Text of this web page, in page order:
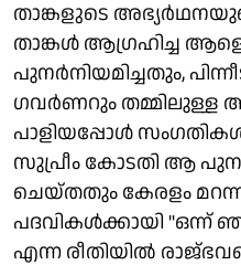
താങ്കളുടെ
താങ്കൾ ആഗ്രഹിച്ച
പുനർനിയമിച്ചതും,
ഗവർണറും തമ്മിലുള്ള
പാളിയപ്പോൾ
സുപ്രീം കോടതി ആ
ചെയ്തതും കേരളം
പദവികൾക്കായി "ഒന്ന്
എന്ന രീതിയിൽ